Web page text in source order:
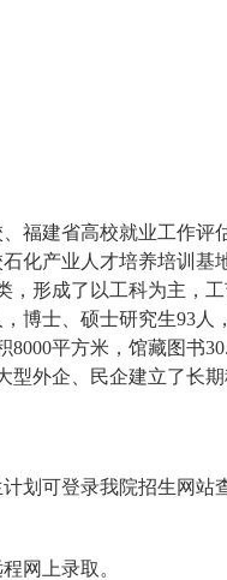
福建省高校就业工作评
化产业人才培养培训基
形成了以工科为主，
博士、硕士研究生93人
平方米，馆藏图书
外企、民企建立了长
划可登录我院招生网站
网上录取。